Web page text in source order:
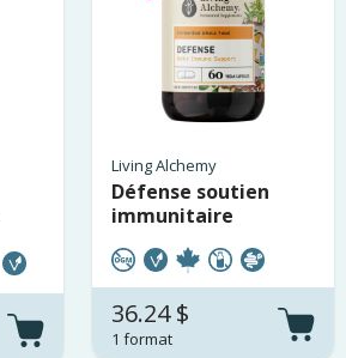
Living Alchemy
Défense soutien
immunitaire
36.24 $
1 format